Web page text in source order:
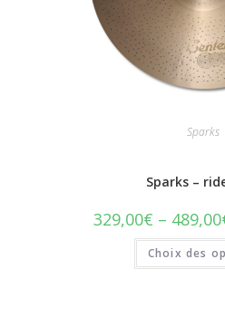
Sparks
Sparks –
329,00€ – 489,00
Choix des